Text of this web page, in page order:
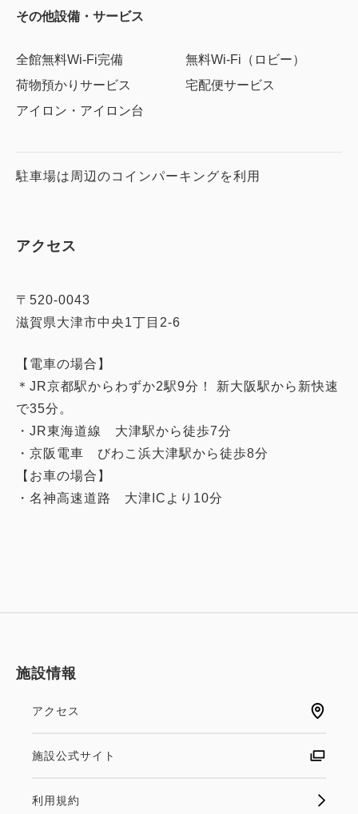
その他設備・サービス
全館無料Wi-Fi完備
無料Wi-Fi（ロビー）
荷物預かりサービス
宅配便サービス
アイロン・アイロン台
駐車場は周辺のコインパーキングを利用
アクセス
〒520-0043
滋賀県大津市中央1丁目2-6
【電車の場合】
＊JR京都駅からわずか2駅9分！ 新大阪駅から新快速
で35分。
・JR東海道線 大津駅から徒歩7分
・京阪電車 びわこ浜大津駅から徒歩8分
【お車の場合】
・名神高速道路 大津ICより10分
施設情報
アクセス
施設公式サイト
利用規約